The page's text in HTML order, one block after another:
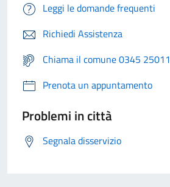
Leggi le domande frequenti
Richiedi Assistenza
Chiama il comune 0345 25011
Prenota un appuntamento
Problemi in città
Segnala disservizio